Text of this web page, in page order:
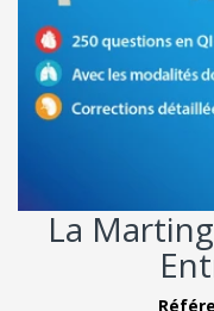
La